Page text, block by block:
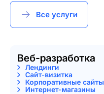
Все услуги
Веб-разработка
Лендинги
Сайт-визитка
Корпоративные сайты
Интернет-магазины